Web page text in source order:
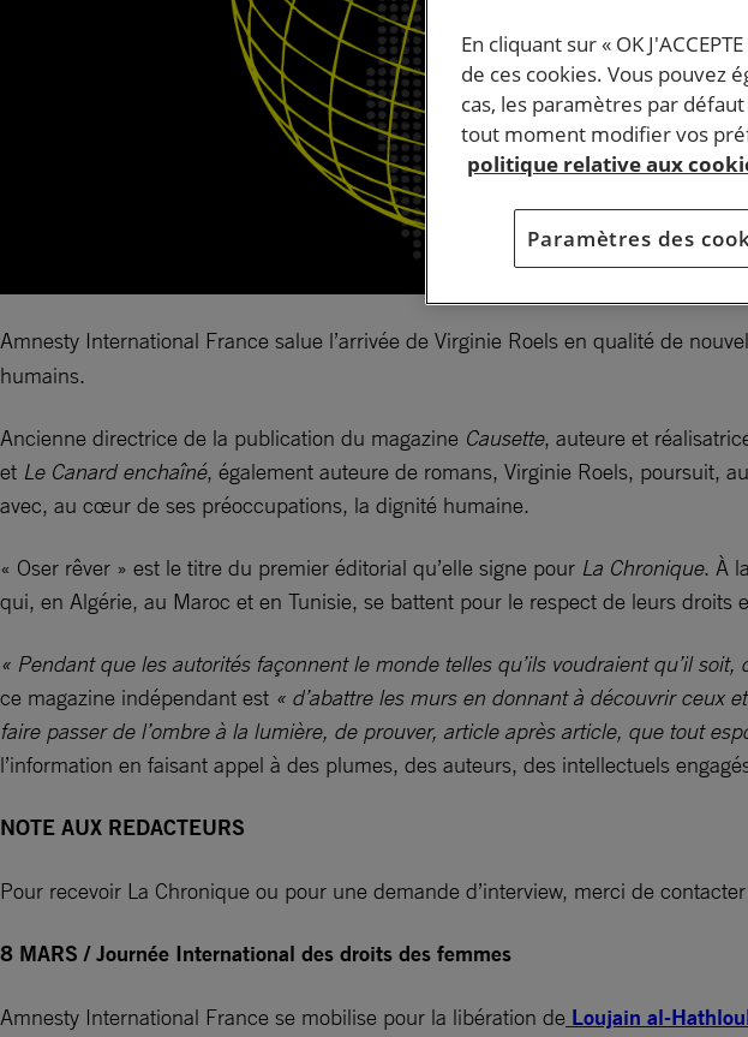
Amnesty International France salue l’arrivée de Virginie Roels en qualité de
humains.
Ancienne directrice de la publication du magazine Causette, auteure et
et Le Canard enchaîné, également auteure de romans, Virginie Roels, poursuit,
avec, au cœur de ses préoccupations, la dignité humaine.
« Oser rêver » est le titre du premier éditorial qu’elle signe pour La Chronique. À
qui, en Algérie, au Maroc et en Tunisie, se battent pour le respect de leurs droits
« Pendant que les autorités façonnent le monde telles qu’ils voudraient qu’il soit,
ce magazine indépendant est « d’abattre les murs en donnant à découvrir ceux
faire passer de l’ombre à la lumière, de prouver, article après article, que tout
l’information en faisant appel à des plumes, des auteurs, des intellectuels
NOTE AUX REDACTEURS
Pour recevoir La Chronique ou pour une demande d’interview, merci de
8 MARS / Journée International des droits des femmes
Amnesty International France se mobilise pour la libération de Loujain al-
En cliquant sur « OK
de ces cookies. Vous pouvez
cas, les paramètres par
tout moment modifier vos
politique relative aux
Paramètres des